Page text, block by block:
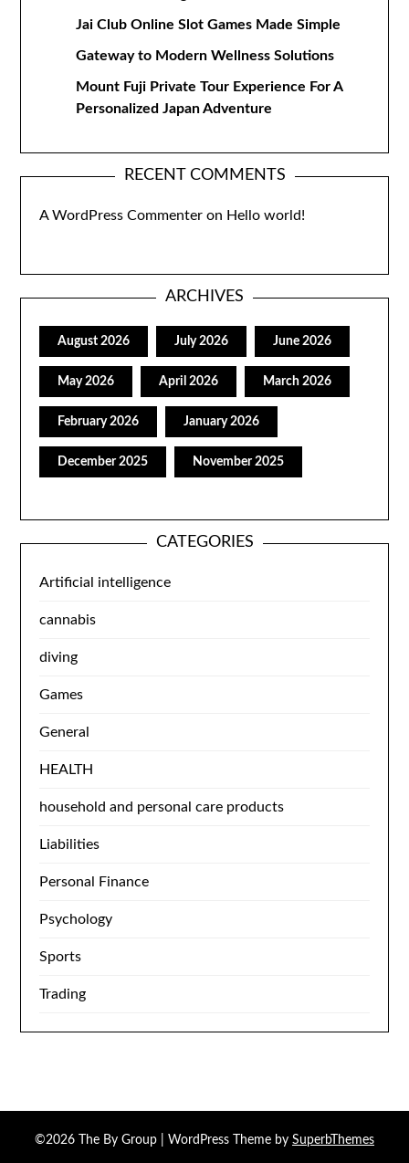
Jai Club Online Slot Games Made Simple
Gateway to Modern Wellness Solutions
Mount Fuji Private Tour Experience For A
Personalized Japan Adventure
RECENT COMMENTS
A WordPress Commenter on Hello world!
ARCHIVES
August 2026 July 2026 June 2026
May 2026 April 2026 March 2026
February 2026 January 2026
December 2025 November 2025
CATEGORIES
Artificial intelligence
cannabis
diving
Games
General
HEALTH
household and personal care products
Liabilities
Personal Finance
Psychology
Sports
Trading
©2026 The By Group | WordPress Theme by SuperbThemes